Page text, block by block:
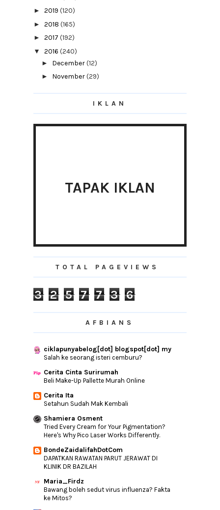
► 2019 (120)
► 2018 (165)
► 2017 (192)
▼ 2016 (240)
► December(12)
► November(29)
(12)
►
March(28)
Kalau Aku Bawa Motor Berkuasa Tinggi..
BR1M, Dah Boleh Check Akaun Bank Dah
What Do You Want To Be?
Mee Kuah Daging
Kedah Dapat Menteri Besar Baru Hari Ini?
Ketam Lembut Kuala Kurau
The Journey Of Life
How To Have A Lovely Day
#88LOVELIFE VOL. 02
TIGA LALAT CALENDAR GIVEAWAY
Giveaway Cash RM500 Jan 2016 by Emas
Putih
Change
Singgah Sebentar Untuk Menikmati
Keenakan Cendol D...
Cemerlang
Sorry Michael :(
IKLAN
TAPAK IKLAN
TOTAL PAGEVIEWS
3 2 5 7 7 3 6
AFBIANS
ciklapunyabelog[dot] blogspot[dot] my
Salah ke seorang isteri cemburu?
Cerita Cinta Surirumah
Beli Make-Up Pallette Murah Online
Cerita Ita
Setahun Sudah Mak Kembali
Shamiera Osment
Tried Every Cream for Your Pigmentation?
Here's Why Pico Laser Works Differently.
BondeZaidalifahDotCom
DAPATKAN RAWATAN PARUT JERAWAT DI
KLINIK DR BAZILAH
Maria_Firdz
Bawang boleh sedut virus influenza? Fakta
ke Mitos?